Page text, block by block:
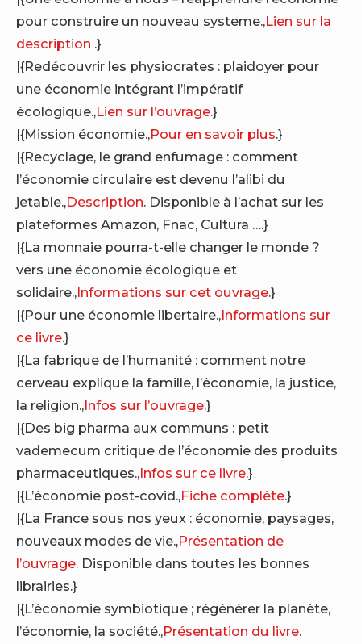
pour construire un nouveau systeme.,Lien sur la
description .}
|{Redécouvrir les physiocrates : plaidoyer pour
une économie intégrant l’impératif
écologique.,Lien sur l’ouvrage.}
|{Mission économie.,Pour en savoir plus.}
|{Recyclage, le grand enfumage : comment
l’économie circulaire est devenu l’alibi du
jetable.,Description. Disponible à l’achat sur les
plateformes Amazon, Fnac, Cultura ….}
|{La monnaie pourra-t-elle changer le monde ?
vers une économie écologique et
solidaire.,Informations sur cet ouvrage.}
|{Pour une économie libertaire.,Informations sur
ce livre.}
|{La fabrique de l’humanité : comment notre
cerveau explique la famille, l’économie, la justice,
la religion.,Infos sur l’ouvrage.}
|{Des big pharma aux communs : petit
vademecum critique de l’économie des produits
pharmaceutiques.,Infos sur ce livre.}
|{L’économie post-covid.,Fiche complète.}
|{La France sous nos yeux : économie, paysages,
nouveaux modes de vie.,Présentation de
l’ouvrage. Disponible dans toutes les bonnes
librairies.}
|{L’économie symbiotique ; régénérer la planète,
l’économie, la société.,Présentation du livre.